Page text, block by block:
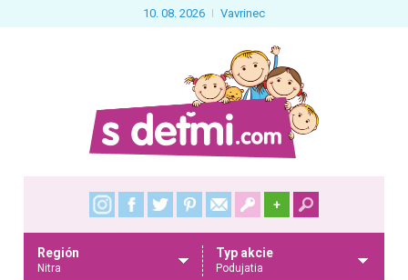
10. 08. 2026 Vavrinec
+
Región
Nitra
Typ akcie
Podujatia